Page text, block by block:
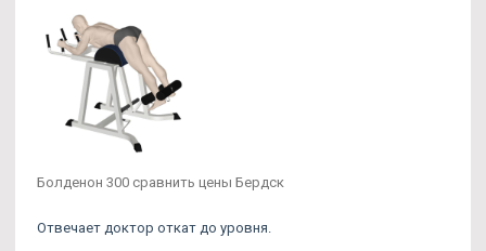
Болденон 300 сравнить цены Бердск
Отвечает доктор откат до уровня.